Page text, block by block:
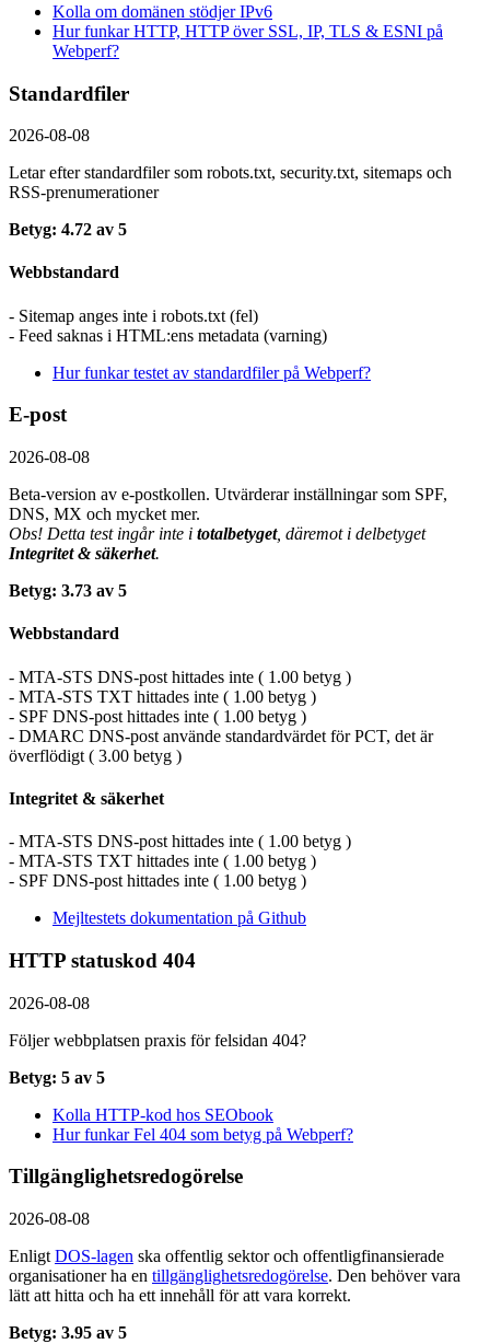
Kolla om domänen stödjer IPv6
Hur funkar HTTP, HTTP över SSL, IP, TLS & ESNI på
Webperf?
Standardfiler
2026-08-08
Letar efter standardfiler som robots.txt, security.txt, sitemaps och
RSS-prenumerationer
Betyg: 4.72 av 5
Webbstandard
- Sitemap anges inte i robots.txt (fel)
- Feed saknas i HTML:ens metadata (varning)
Hur funkar testet av standardfiler på Webperf?
E-post
2026-08-08
Beta-version av e-postkollen. Utvärderar inställningar som SPF,
DNS, MX och mycket mer.
Obs! Detta test ingår inte i totalbetyget, däremot i delbetyget
Integritet & säkerhet.
Betyg: 3.73 av 5
Webbstandard
- MTA-STS DNS-post hittades inte ( 1.00 betyg )
- MTA-STS TXT hittades inte ( 1.00 betyg )
- SPF DNS-post hittades inte ( 1.00 betyg )
- DMARC DNS-post använde standardvärdet för PCT, det är
överflödigt ( 3.00 betyg )
Integritet & säkerhet
- MTA-STS DNS-post hittades inte ( 1.00 betyg )
- MTA-STS TXT hittades inte ( 1.00 betyg )
- SPF DNS-post hittades inte ( 1.00 betyg )
Mejltestets dokumentation på Github
HTTP statuskod 404
2026-08-08
Följer webbplatsen praxis för felsidan 404?
Betyg: 5 av 5
Kolla HTTP-kod hos SEObook
Hur funkar Fel 404 som betyg på Webperf?
Tillgänglighetsredogörelse
2026-08-08
Enligt DOS-lagen ska offentlig sektor och offentlig­finansierade
organisationer ha en tillgänglighets­redogörelse. Den behöver vara
lätt att hitta och ha ett innehåll för att vara korrekt.
Betyg: 3.95 av 5